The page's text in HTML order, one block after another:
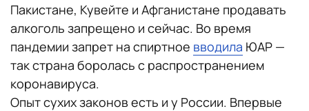
Пакистане, Кувейте и Афганистане продавать
алкоголь запрещено и сейчас. Во время
пандемии запрет на спиртное вводила ЮАР —
так страна боролась с распространением
коронавируса.
Опыт сухих законов есть и у России. Впервые